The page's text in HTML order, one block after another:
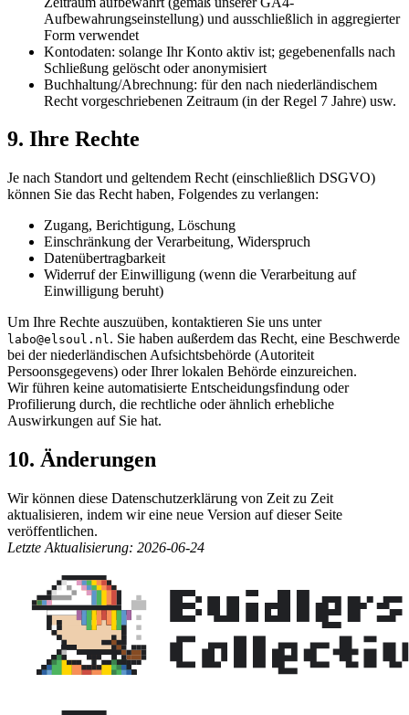
Aufbewahrungseinstellung) und ausschließlich in aggregierter
Form verwendet
Kontodaten: solange Ihr Konto aktiv ist; gegebenenfalls nach
Schließung gelöscht oder anonymisiert
Buchhaltung/Abrechnung: für den nach niederländischem
Recht vorgeschriebenen Zeitraum (in der Regel 7 Jahre) usw.
9. Ihre Rechte
Je nach Standort und geltendem Recht (einschließlich DSGVO)
können Sie das Recht haben, Folgendes zu verlangen:
Zugang, Berichtigung, Löschung
Einschränkung der Verarbeitung, Widerspruch
Datenübertragbarkeit
Widerruf der Einwilligung (wenn die Verarbeitung auf
Einwilligung beruht)
Um Ihre Rechte auszuüben, kontaktieren Sie uns unter
labo@elsoul.nl. Sie haben außerdem das Recht, eine Beschwerde
bei der niederländischen Aufsichtsbehörde (Autoriteit
Persoonsgegevens) oder Ihrer lokalen Behörde einzureichen.
Wir führen keine automatisierte Entscheidungsfindung oder
Profilierung durch, die rechtliche oder ähnlich erhebliche
Auswirkungen auf Sie hat.
10. Änderungen
Wir können diese Datenschutzerklärung von Zeit zu Zeit
aktualisieren, indem wir eine neue Version auf dieser Seite
veröffentlichen.
Letzte Aktualisierung: 2026-06-24